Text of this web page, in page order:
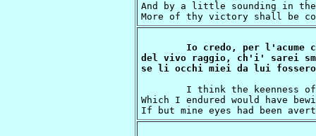
And by a little sounding in
Io credo, per l'acume
del vivo raggio, ch'i' sarei
Which I endured would have